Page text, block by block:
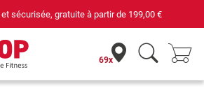
sécurisée, gratuite à partir de 199,00 €
69x